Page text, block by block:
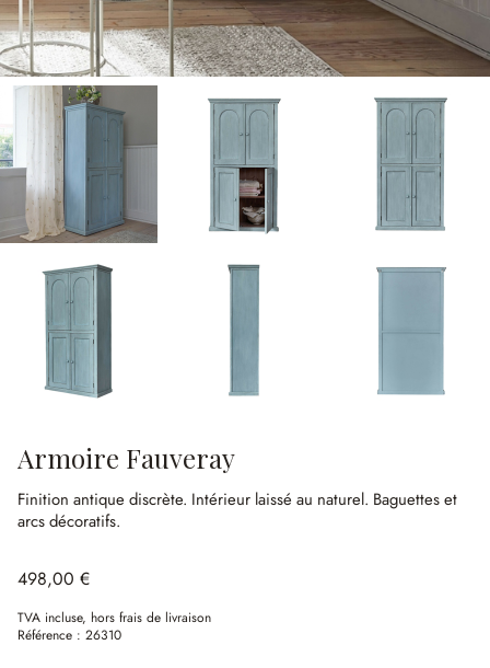
Armoire Fauveray
Finition antique discrète. Intérieur laissé au naturel. Baguettes et
arcs décoratifs.
498,00 €
TVA incluse, hors frais de livraison
Référence : 26310